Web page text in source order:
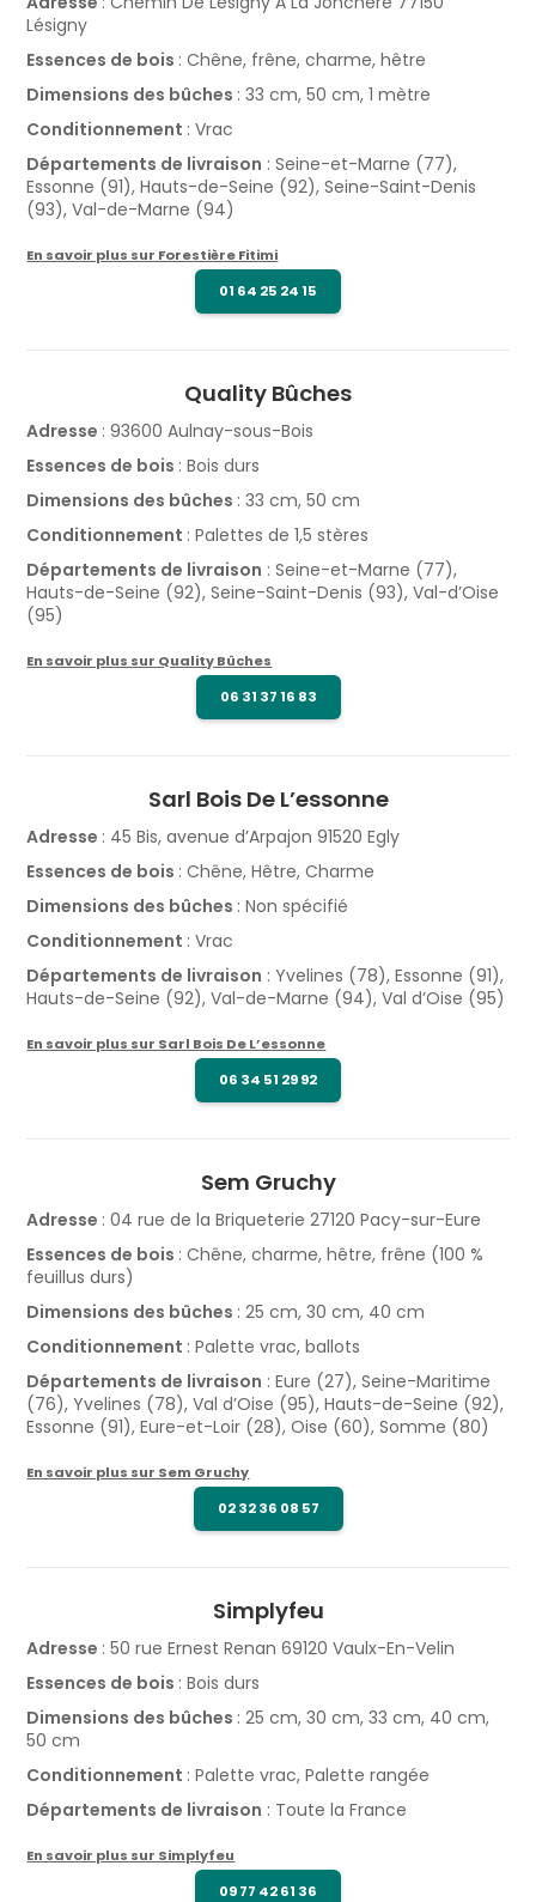
Lésigny
Essences de bois : Chêne, frêne, charme, hêtre
Dimensions des bûches : 33 cm, 50 cm, 1 mètre
Conditionnement : Vrac
Départements de livraison : Seine-et-Marne (77),
Essonne (91), Hauts-de-Seine (92), Seine-Saint-Denis
(93), Val-de-Marne (94)​
En savoir plus sur Forestière Fitimi
01 64 25 24 15
Quality Bûches
Adresse : 93600 Aulnay-sous-Bois
Essences de bois : Bois durs
Dimensions des bûches : 33 cm, 50 cm
Conditionnement : Palettes de 1,5 stères
Départements de livraison : Seine-et-Marne (77),
Hauts-de-Seine (92), Seine-Saint-Denis (93), Val-d’Oise
(95)
En savoir plus sur Quality Bûches
06 31 37 16 83
Sarl Bois De L’essonne
Adresse : 45 Bis, avenue d’Arpajon 91520 Egly
Essences de bois : Chêne, Hêtre, Charme
Dimensions des bûches : Non spécifié
Conditionnement : Vrac
Départements de livraison : Yvelines (78), Essonne (91),
Hauts-de-Seine (92), Val-de-Marne (94), Val d’Oise (95)
En savoir plus sur Sarl Bois De L’essonne
06 34 51 29 92
Sem Gruchy
Adresse : 04 rue de la Briqueterie 27120 Pacy-sur-Eure
Essences de bois : Chêne, charme, hêtre, frêne (100 %
feuillus durs)
Dimensions des bûches : 25 cm, 30 cm, 40 cm
Conditionnement : Palette vrac, ballots
Départements de livraison : Eure (27), Seine-Maritime
(76), Yvelines (78), Val d’Oise (95), Hauts-de-Seine (92),
Essonne (91), Eure-et-Loir (28), Oise (60), Somme (80)
En savoir plus sur Sem Gruchy
02 32 36 08 57
Simplyfeu
Adresse : 50 rue Ernest Renan 69120 Vaulx-En-Velin
Essences de bois : Bois durs
Dimensions des bûches : 25 cm, 30 cm, 33 cm, 40 cm,
50 cm
Conditionnement : Palette vrac, Palette rangée
Départements de livraison : Toute la France
En savoir plus sur Simplyfeu
09 77 42 61 36